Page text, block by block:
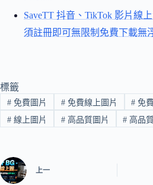
SaveTT 抖音、TikTok 影片線
須註冊即可無限制免費下載無
標籤
#免費圖片 #免費線上圖片 # 免
#線上圖片 #高品質圖片 # 高品
上一